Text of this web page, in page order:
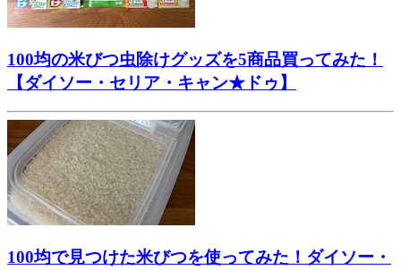
100均の米びつ虫除けグッズを5商品買ってみた！
【ダイソー・セリア・キャン★ドゥ】
100均で見つけた米びつを使ってみた！ダイソー・